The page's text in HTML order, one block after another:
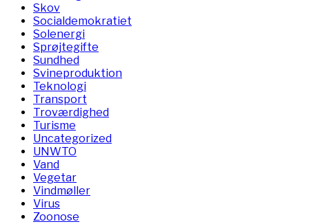
Skov
Socialdemokratiet
Solenergi
Sprøjtegifte
Sundhed
Svineproduktion
Teknologi
Transport
Troværdighed
Turisme
Uncategorized
UNWTO
Vand
Vegetar
Vindmøller
Virus
Zoonose